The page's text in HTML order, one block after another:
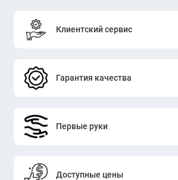
Клиентский сервис
Гарантия качества
Первые руки
Доступные цены